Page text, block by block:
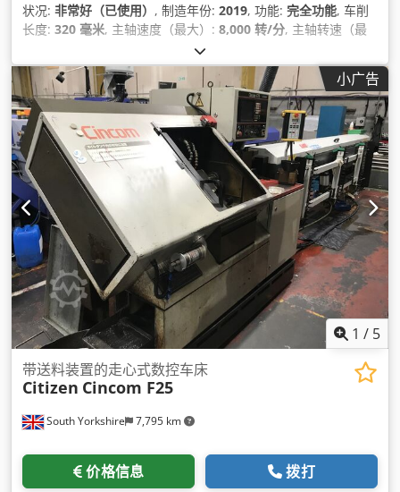
状况: 非常好（已使用） , 制造年份: 2019, 功能: 完全功能, 车削
长度: 320 毫米, 主轴速度（最大）: 8,000 转/分, 主轴转速（最
32 毫米
2,850 千克, 最大转速:8,000 转/分, 转速（最小）:8,000 转/分,
输入电流类型:三相 , 棒通过口: 39 毫米, 小广告
1 / 5
South Yorkshire 7,795 km
带送料装置的走心式数控车床
Citizen Cincom F25
价格信息 拨打